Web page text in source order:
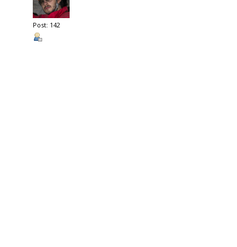
Post: 142